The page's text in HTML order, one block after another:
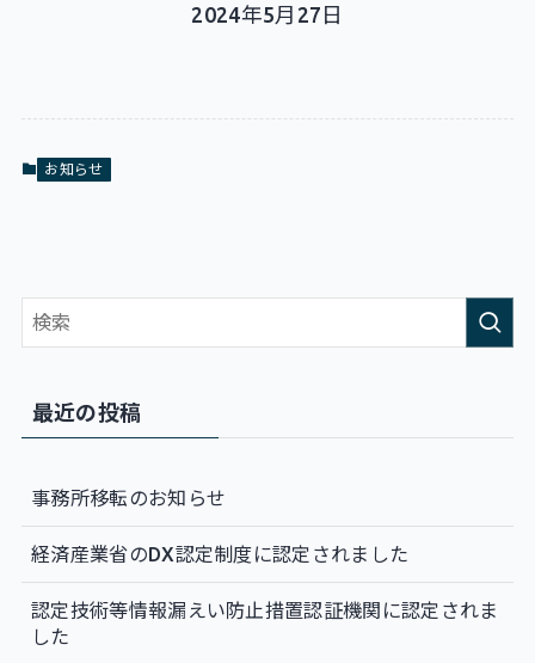
2024年5月27日
お知らせ
最近の投稿
事務所移転のお知らせ
経済産業省のDX認定制度に認定されました
認定技術等情報漏えい防止措置認証機関に認定されま
した